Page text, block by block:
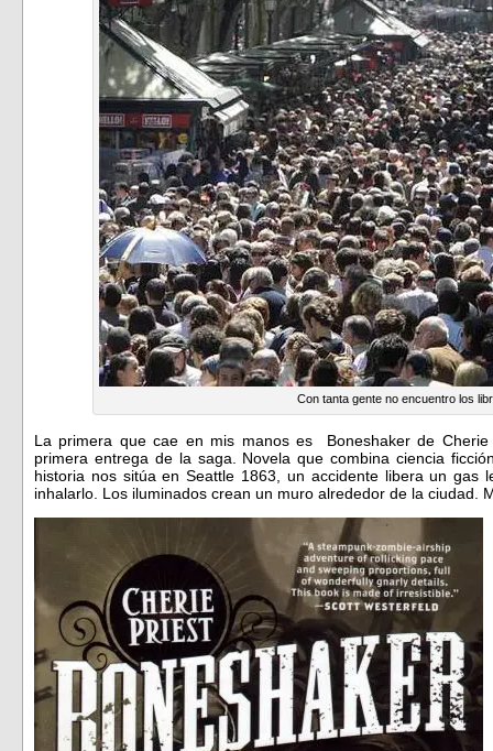
Con tanta gente no encuentro los
La primera que cae en mis manos es Boneshaker de
primera entrega de la saga. Novela que combina ciencia
historia nos sitúa en Seattle 1863, un accidente libera un gas
inhalarlo. Los iluminados crean un muro alrededor de la ciudad.